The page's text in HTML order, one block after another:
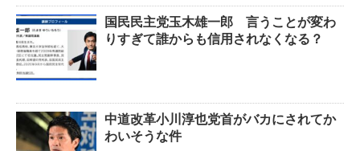
国民民主党玉木雄一郎 言うことが変わ
りすぎて誰からも信用されなくなる？
中道改革小川淳也党首がバカにされてか
わいそうな件